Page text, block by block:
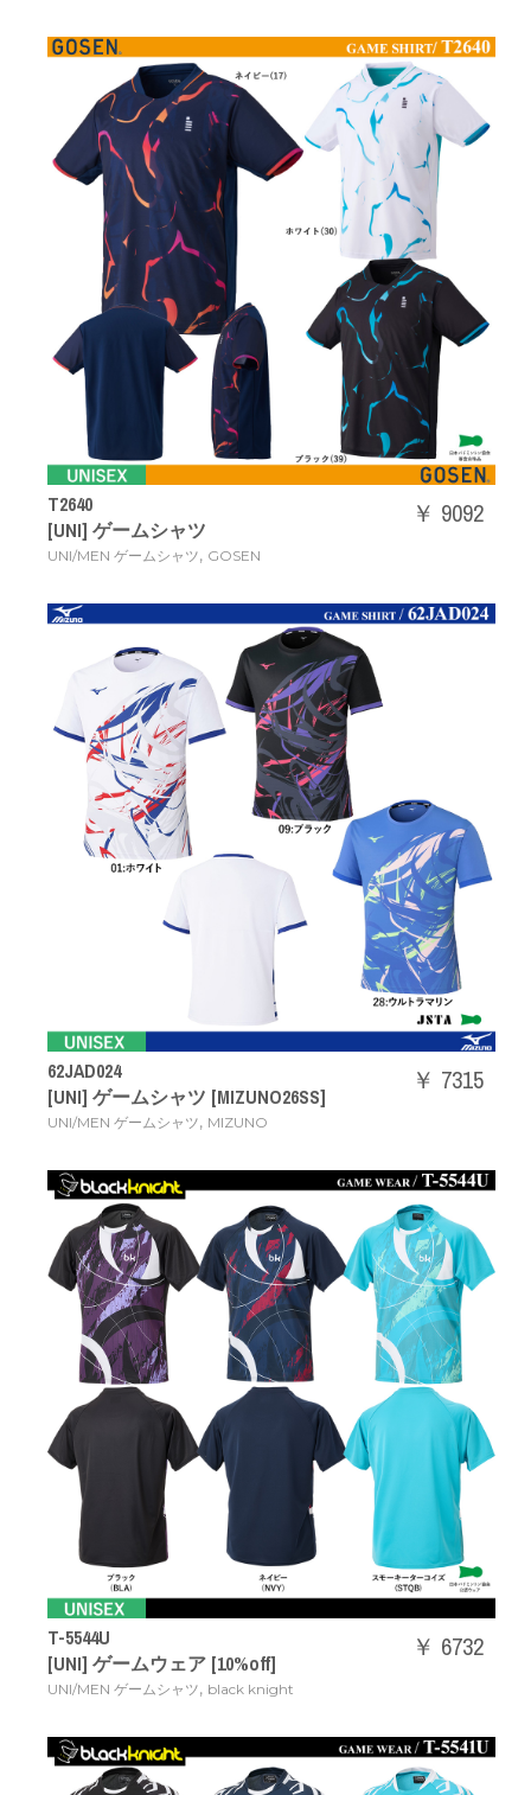
T2640
[UNI] ゲームシャツ
UNI/MEN ゲームシャツ, GOSEN
￥ 9092
62JAD024
[UNI] ゲームシャツ [MIZUNO26SS]
UNI/MEN ゲームシャツ, MIZUNO
￥ 7315
T-5544U
[UNI] ゲームウェア [10%off]
UNI/MEN ゲームシャツ, black knight
￥ 6732